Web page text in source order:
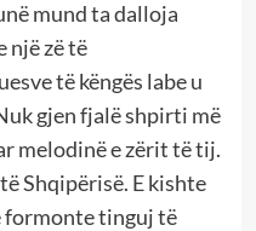
mund ta dalloja
një zë të
të këngës labe u
gjen fjalë shpirti më
melodinë e zërit të tij.
Shqipërisë. E kishte
formonte tinguj të